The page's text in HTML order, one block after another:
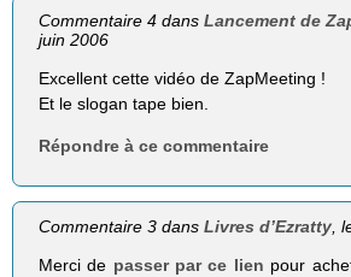
Commentaire 4 dansLancement de
juin 2006
Excellent cette vidéo de ZapMeeting !
Et le slogan tape bien.
Répondre à ce commentaire
Commentaire 3 dansLivres d’Ezratty,
Merci de passer par ce lien pour